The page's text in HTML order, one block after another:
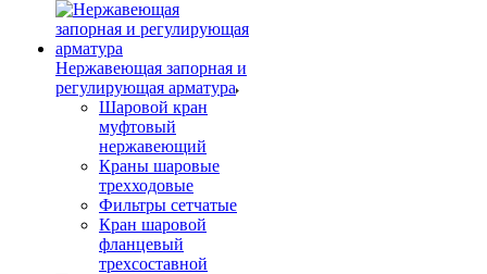
Нержавеющая запорная и
регулирующая арматура
Шаровой кран
муфтовый
нержавеющий
Краны шаровые
трехходовые
Фильтры сетчатые
Кран шаровой
фланцевый
трехсоставной